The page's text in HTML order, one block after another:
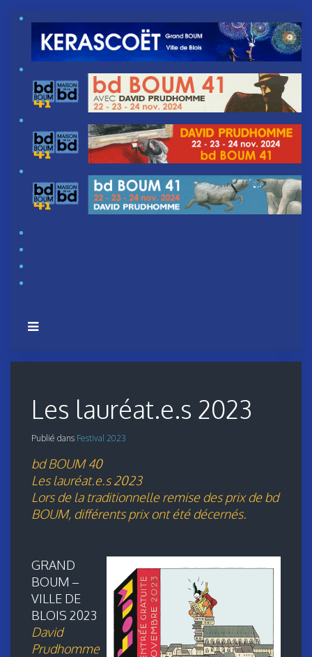
Les lauréat.e.s 2023
Publié dans Festival 2023
bd BOUM 40
Les lauréat.e.s 2023
Lors de la traditionnelle remise des prix de bd
BOUM, différents prix ont été décernés.
GRAND
BOUM –
VILLE DE
BLOIS 2023
David
Prudhomme